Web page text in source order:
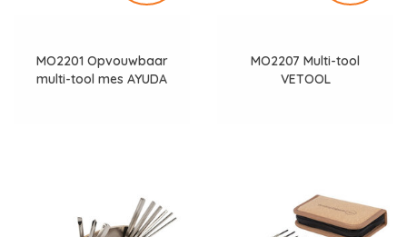
MO2201 Opvouwbaar
multi-tool mes AYUDA
MO2207 Multi-tool
VETOOL